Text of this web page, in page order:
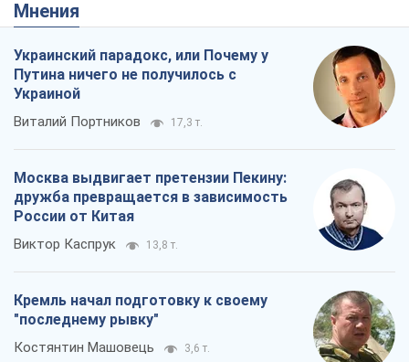
Мнения
Украинский парадокс, или Почему у
Путина ничего не получилось с
Украиной
Виталий Портников 17,3 т.
Москва выдвигает претензии Пекину:
дружба превращается в зависимость
России от Китая
Виктор Каспрук 13,8 т.
Кремль начал подготовку к своему
"последнему рывку"
Костянтин Машовець 3,6 т.